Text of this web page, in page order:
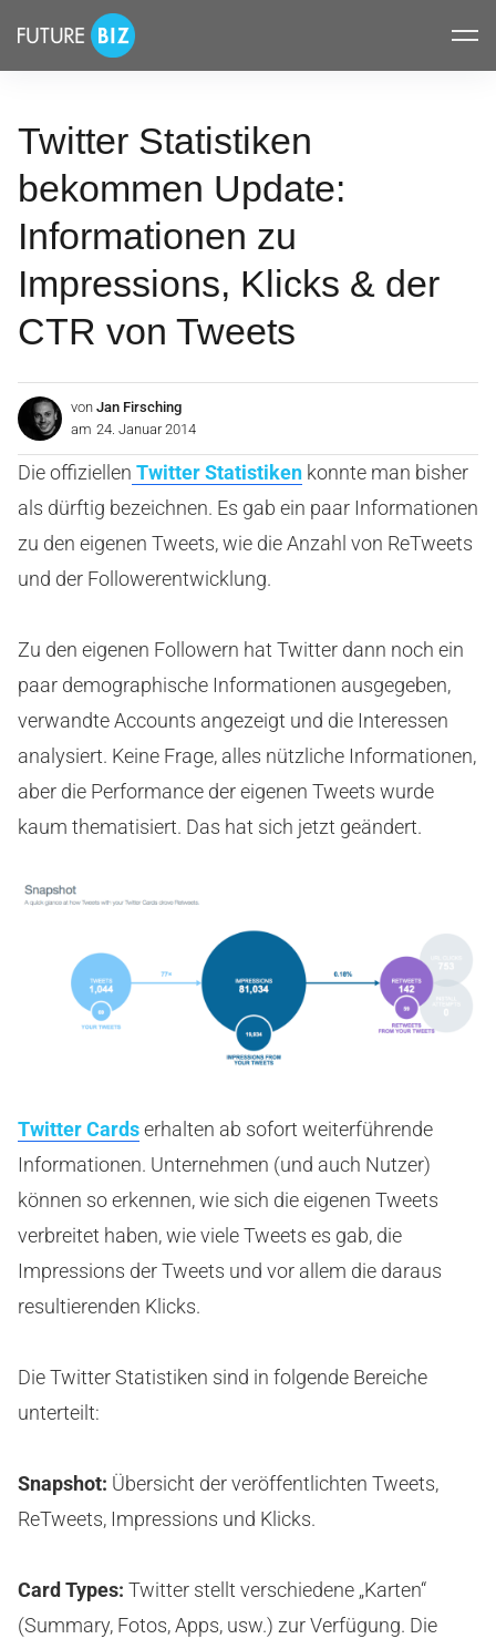
überspringen
FUTUREBIZ
Twitter Statistiken
bekommen Update:
Informationen zu
Impressions, Klicks & der
CTR von Tweets
von Jan Firsching
am 24. Januar 2014
Die offiziellen Twitter Statistiken konnte man bisher
als dürftig bezeichnen. Es gab ein paar Informationen
zu den eigenen Tweets, wie die Anzahl von ReTweets
und der Followerentwicklung.
Zu den eigenen Followern hat Twitter dann noch ein
paar demographische Informationen ausgegeben,
verwandte Accounts angezeigt und die Interessen
analysiert. Keine Frage, alles nützliche Informationen,
aber die Performance der eigenen Tweets wurde
kaum thematisiert. Das hat sich jetzt geändert.
Twitter Cardserhalten ab sofort weiterführende
Informationen. Unternehmen (und auch Nutzer)
können so erkennen, wie sich die eigenen Tweets
verbreitet haben, wie viele Tweets es gab, die
Impressions der Tweets und vor allem die daraus
resultierenden Klicks.
Die Twitter Statistiken sind in folgende Bereiche
unterteilt:
Snapshot: Übersicht der veröffentlichten Tweets,
ReTweets, Impressions und Klicks.
Card Types: Twitter stellt verschiedene „Karten“
(Summary, Fotos, Apps, usw.) zur Verfügung. Die